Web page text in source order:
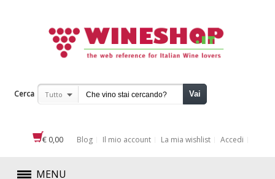
Cerca Tutto Vai
€ 0,00 Blog Il mio account La mia wishlist Accedi
MENU